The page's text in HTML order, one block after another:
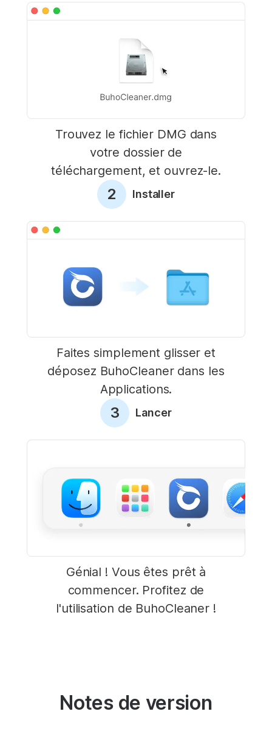
Trouvez le fichier DMG dans
votre dossier de
téléchargement, et ouvrez-le.
2 Installer
Faites simplement glisser et
déposez BuhoCleaner dans les
Applications.
3 Lancer
Génial ! Vous êtes prêt à
commencer. Profitez de
l'utilisation de BuhoCleaner !
Notes de version